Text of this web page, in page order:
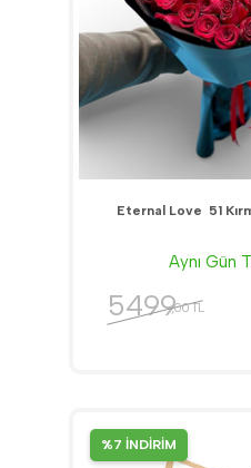
Eternal Love  51
Aynı Gün
5499,00 TL
%7 İNDİRİM